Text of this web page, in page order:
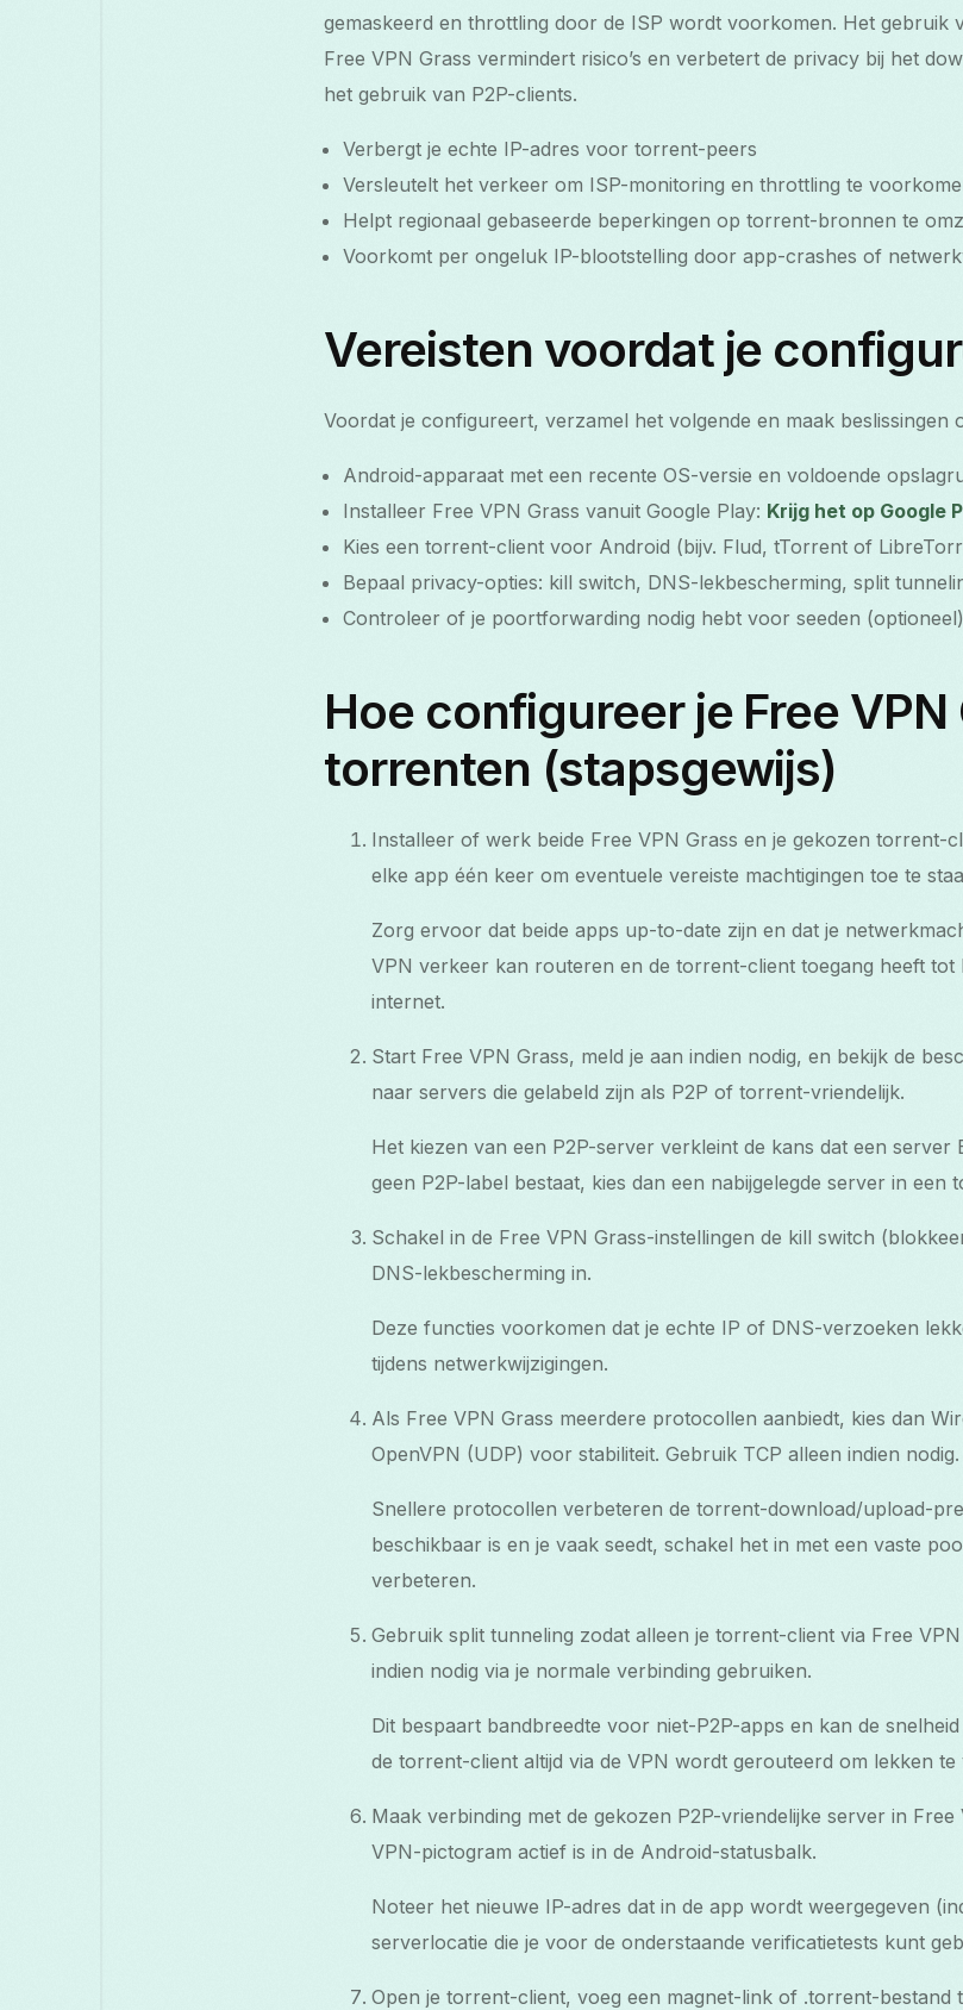
gemaskeerd en throttling door de ISP wordt voorkomen. Het gebruik
Free VPN Grass vermindert risico’s en verbetert de privacy bij het
het gebruik van P2P-clients.
Verbergt je echte IP-adres voor torrent-peers
Versleutelt het verkeer om ISP-monitoring en throttling te
Helpt regionaal gebaseerde beperkingen op torrent-bronnen te
Voorkomt per ongeluk IP-blootstelling door app-crashes of
Vereisten voordat je
Voordat je configureert, verzamel het volgende en maak beslissingen
Android-apparaat met een recente OS-versie en voldoende
Installeer Free VPN Grass vanuit Google Play: Krijg het op Google
Kies een torrent-client voor Android (bijv. Flud, tTorrent of
Bepaal privacy-opties: kill switch, DNS-lekbescherming, split
Controleer of je poortforwarding nodig hebt voor seeden (optioneel)
Hoe configureer je Free
torrenten (stapsgewijs)
Installeer of werk beide Free VPN Grass en je gekozen torrent-
elke app één keer om eventuele vereiste machtigingen toe te
Zorg ervoor dat beide apps up-to-date zijn en dat je
VPN verkeer kan routeren en de torrent-client toegang heeft tot
internet.
Start Free VPN Grass, meld je aan indien nodig, en bekijk de
naar servers die gelabeld zijn als P2P of torrent-vriendelijk.
Het kiezen van een P2P-server verkleint de kans dat een
geen P2P-label bestaat, kies dan een nabijgelegde server in een
Schakel in de Free VPN Grass-instellingen de kill switch
DNS-lekbescherming in.
Deze functies voorkomen dat je echte IP of DNS-verzoeken
tijdens netwerkwijzigingen.
Als Free VPN Grass meerdere protocollen aanbiedt, kies dan
OpenVPN (UDP) voor stabiliteit. Gebruik TCP alleen indien nodig.
Snellere protocollen verbeteren de torrent-download/upload-
beschikbaar is en je vaak seedt, schakel het in met een vaste
verbeteren.
Gebruik split tunneling zodat alleen je torrent-client via Free
indien nodig via je normale verbinding gebruiken.
Dit bespaart bandbreedte voor niet-P2P-apps en kan de
de torrent-client altijd via de VPN wordt gerouteerd om lekken te
Maak verbinding met de gekozen P2P-vriendelijke server in
VPN-pictogram actief is in de Android-statusbalk.
Noteer het nieuwe IP-adres dat in de app wordt weergegeven
serverlocatie die je voor de onderstaande verificatietests kunt
Open je torrent-client, voeg een magnet-link of .torrent-bestand